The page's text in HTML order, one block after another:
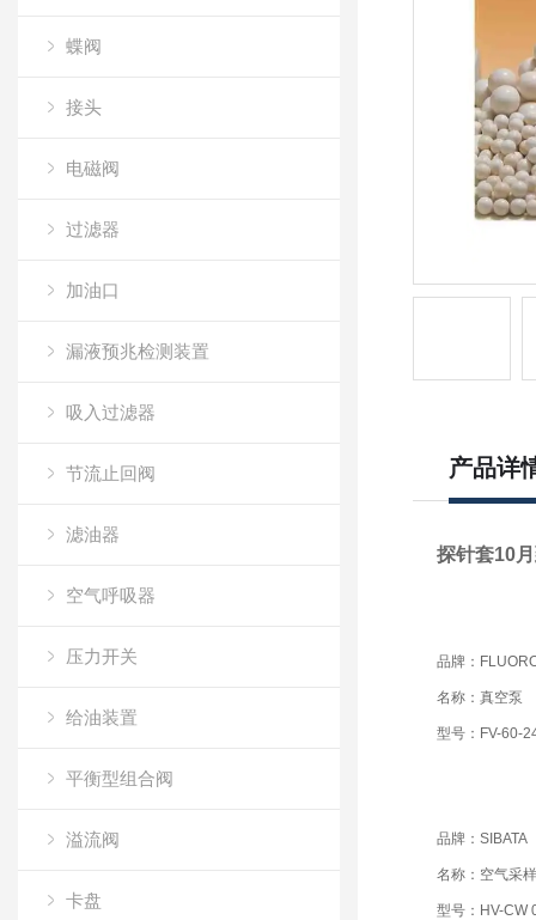
蝶阀
接头
电磁阀
过滤器
加油口
漏液预兆检测装置
吸入过滤器
节流止回阀
滤油器
空气呼吸器
压力开关
给油装置
平衡型组合阀
溢流阀
卡盘
产品详
探针套10
品牌：
名称：真空泵
型号：FV-60-
品牌：SIBATA
名称：空气采
型号：HV-CW